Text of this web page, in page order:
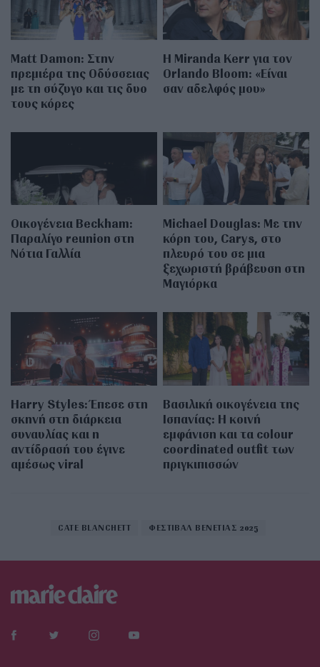
Matt Damon: Στην
πρεμιέρα της Οδύσσειας
με τη σύζυγο και τις δυο
τους κόρες
Η Miranda Kerr για τον
Orlando Bloom: «Είναι
σαν αδελφός μου»
Οικογένεια Beckham:
Παραλίγο reunion στη
Νότια Γαλλία
Michael Douglas: Με την
κόρη του, Carys, στο
πλευρό του σε μια
ξεχωριστή βράβευση στη
Μαγιόρκα
Harry Styles: Έπεσε στη
σκηνή στη διάρκεια
συναυλίας και η
αντίδρασή του έγινε
αμέσως viral
Βασιλική οικογένεια της
Ισπανίας: Η κοινή
εμφάνιση και τα colour
coordinated outfit των
πριγκιπισσών
CATE BLANCHETT ΦΕΣΤΙΒΑΛ ΒΕΝΕΤΙΑΣ 2025